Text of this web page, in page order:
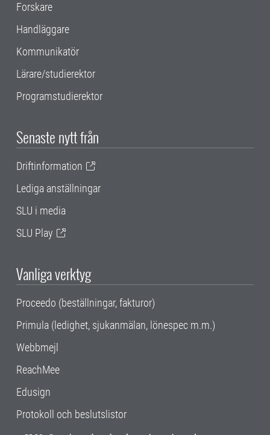
Forskare
Handläggare
Kommunikatör
Lärare/studierektor
Programstudierektor
Senaste nytt från
Driftinformation
Lediga anställningar
SLU i media
SLU Play
Vanliga verktyg
Proceedo (beställningar, fakturor)
Primula (ledighet, sjukanmälan, lönespec m.m.)
Webbmejl
ReachMee
Edusign
Protokoll och beslutslistor